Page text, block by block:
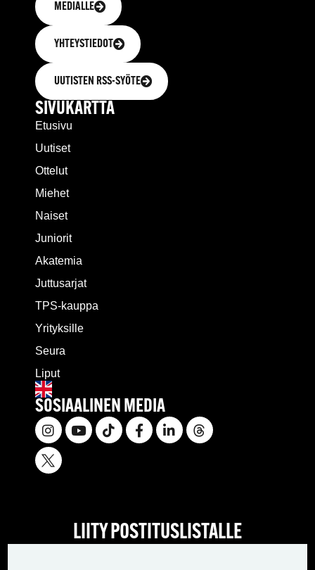
MEDIALLE
YHTEYSTIEDOT
UUTISTEN RSS-SYÖTE
SIVUKARTTA
Etusivu
Uutiset
Ottelut
Miehet
Naiset
Juniorit
Akatemia
Juttusarjat
TPS-kauppa
Yrityksille
Seura
Liput
SOSIAALINEN MEDIA
LIITY POSTITUSLISTALLE